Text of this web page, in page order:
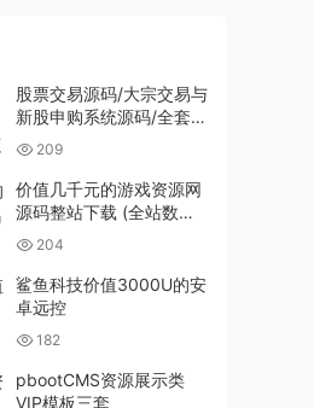
股票交易源码/大宗交易与
新股申购系统源码/全套视
频教程
209
价值几千元的游戏资源网
源码整站下载 (全站数据
打包)，数据里面有200多
个宝贝。
204
鲨鱼科技价值3000U的安
卓远控
182
pbootCMS资源展示类
VIP模板三套